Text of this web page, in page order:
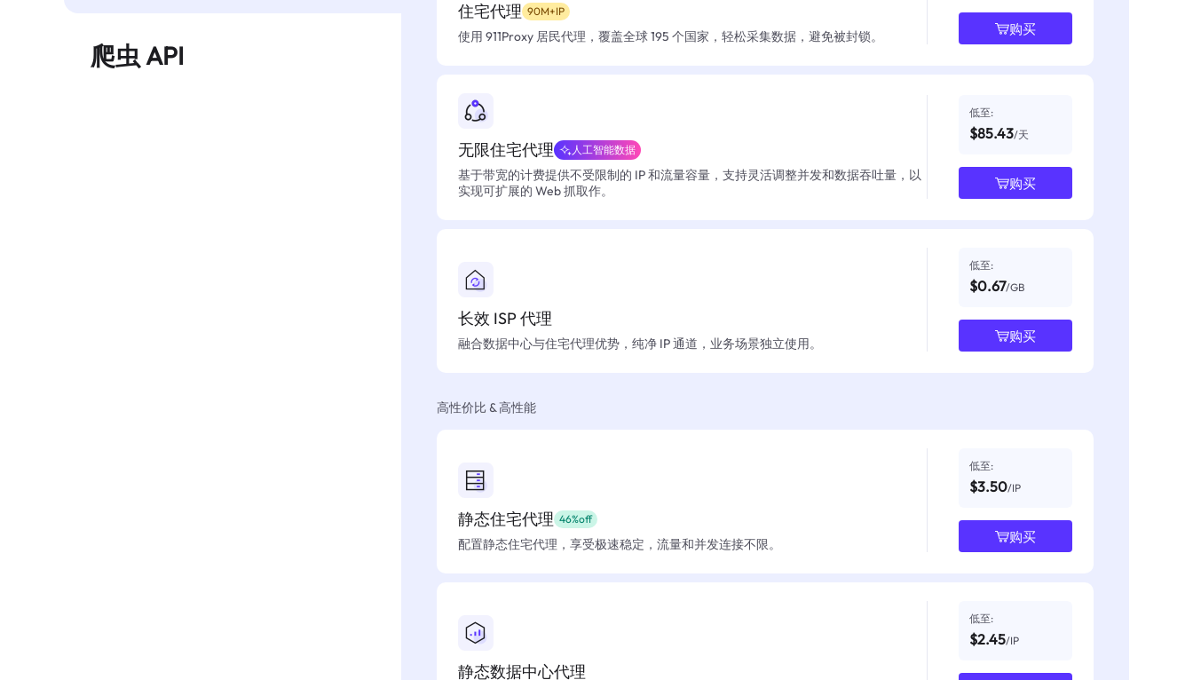
爬虫 API
住宅代理 90M+IP
使用 911Proxy 居民代理，覆盖全球 195 个国家，轻松采集数据，避免被封锁。 购买
无限住宅代理 人工智能数据
基于带宽的计费提供不受限制的 IP 和流量容量，支持灵活调整并发和数据吞吐量，以
实现可扩展的 Web 抓取作。
低至:
$85.43/天
购买
长效 ISP 代理
融合数据中心与住宅代理优势，纯净 IP 通道，业务场景独立使用。
低至:
$0.67/GB
购买
高性价比 & 高性能
静态住宅代理 46%off
配置静态住宅代理，享受极速稳定，流量和并发连接不限。
低至:
$3.50/IP
购买
静态数据中心代理
低至:
$2.45/IP